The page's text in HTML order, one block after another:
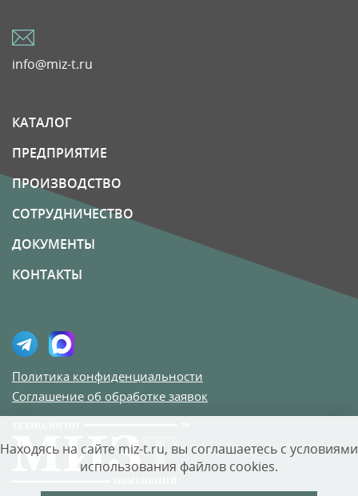
info@miz-t.ru
КАТАЛОГ
ПРЕДПРИЯТИЕ
ПРОИЗВОДСТВО
СОТРУДНИЧЕСТВО
ДОКУМЕНТЫ
КОНТАКТЫ
Политика конфиденциальности
Соглашение об обработке заявок
Находясь на сайте miz-t.ru, вы соглашаетесь с условиями
использования файлов cookies.